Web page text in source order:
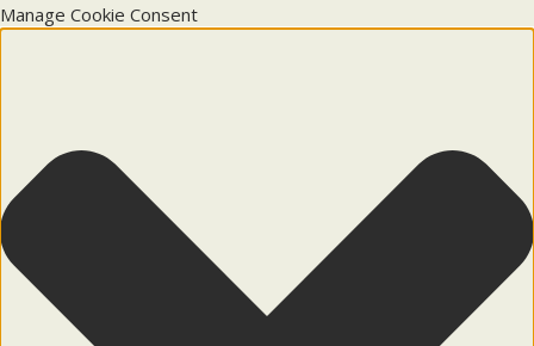
Manage Cookie Consent